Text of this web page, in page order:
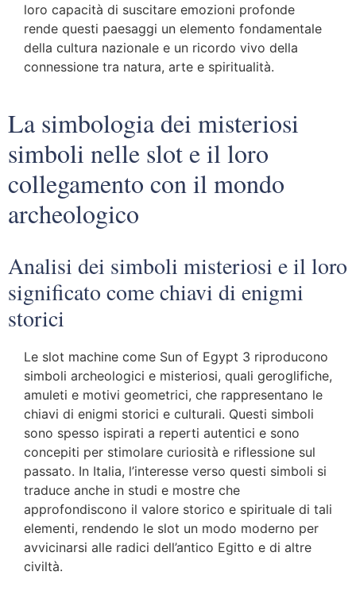
loro capacità di suscitare emozioni profonde
rende questi paesaggi un elemento fondamentale
della cultura nazionale e un ricordo vivo della
connessione tra natura, arte e spiritualità.
La simbologia dei misteriosi
simboli nelle slot e il loro
collegamento con il mondo
archeologico
Analisi dei simboli misteriosi e il loro
significato come chiavi di enigmi
storici
Le slot machine come Sun of Egypt 3 riproducono
simboli archeologici e misteriosi, quali geroglifiche,
amuleti e motivi geometrici, che rappresentano le
chiavi di enigmi storici e culturali. Questi simboli
sono spesso ispirati a reperti autentici e sono
concepiti per stimolare curiosità e riflessione sul
passato. In Italia, l’interesse verso questi simboli si
traduce anche in studi e mostre che
approfondiscono il valore storico e spirituale di tali
elementi, rendendo le slot un modo moderno per
avvicinarsi alle radici dell’antico Egitto e di altre
civiltà.